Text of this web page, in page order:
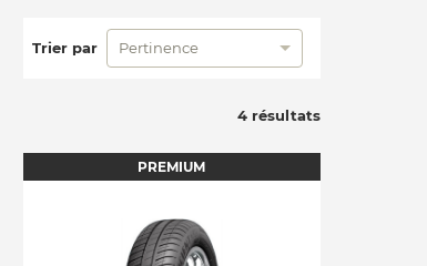
Trier par Pertinence
4 résultats
PREMIUM